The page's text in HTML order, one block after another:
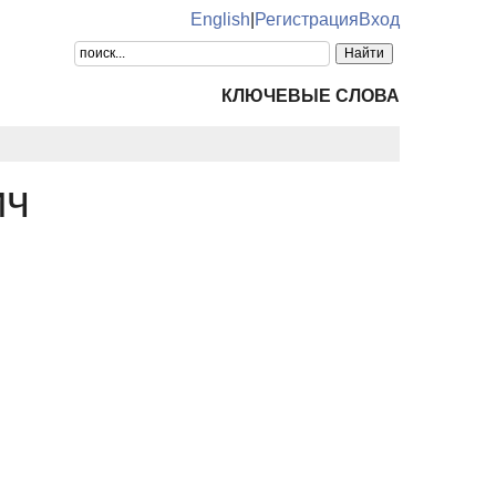
English РегистрацияВход
КЛЮЧЕВЫЕ СЛОВА